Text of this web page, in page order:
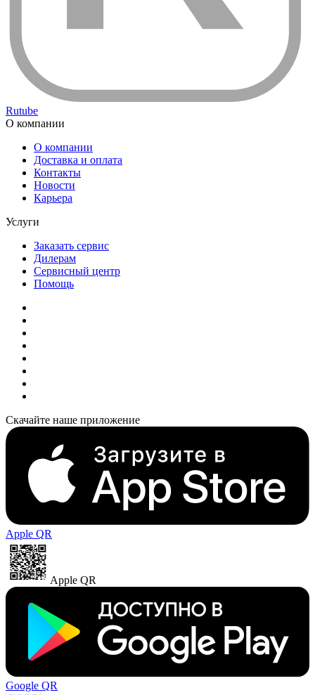
Rutube
О компании
О компании
Доставка и оплата
Контакты
Новости
Карьера
Услуги
Заказать сервис
Дилерам
Сервисный центр
Помощь
Скачайте наше приложение
Apple QR
Apple QR
Google QR